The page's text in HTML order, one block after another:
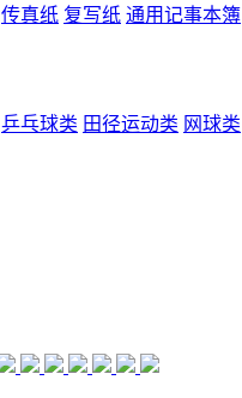
传真纸 复写纸 通用记事本簿
乒乓球类 田径运动类 网球类